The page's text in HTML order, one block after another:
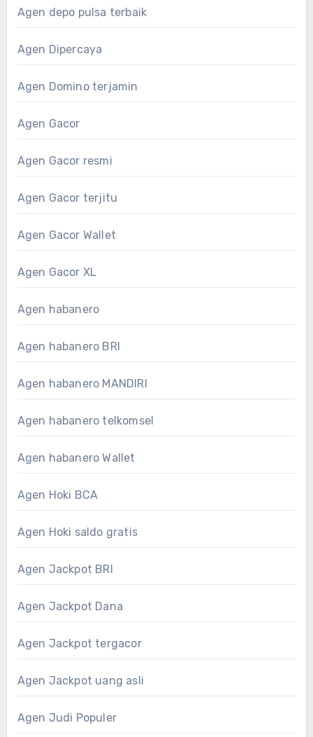
Agen depo pulsa terbaik
Agen Dipercaya
Agen Domino terjamin
Agen Gacor
Agen Gacor resmi
Agen Gacor terjitu
Agen Gacor Wallet
Agen Gacor XL
Agen habanero
Agen habanero BRI
Agen habanero MANDIRI
Agen habanero telkomsel
Agen habanero Wallet
Agen Hoki BCA
Agen Hoki saldo gratis
Agen Jackpot BRI
Agen Jackpot Dana
Agen Jackpot tergacor
Agen Jackpot uang asli
Agen Judi Populer